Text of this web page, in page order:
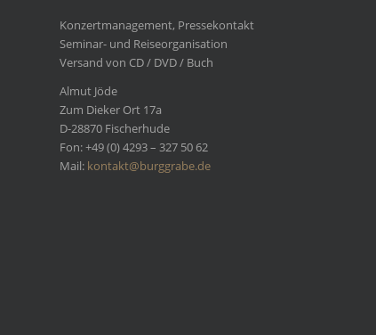
Konzertmanagement, Pressekontakt
Seminar- und Reiseorganisation
Versand von CD / DVD / Buch
Almut Jöde
Zum Dieker Ort 17a
D-28870 Fischerhude
Fon: +49 (0) 4293 – 327 50 62
Mail: kontakt@burggrabe.de